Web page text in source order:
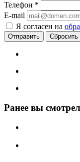
Телефон *
E-mail
Я согласен на
Сбросить
Ранее вы